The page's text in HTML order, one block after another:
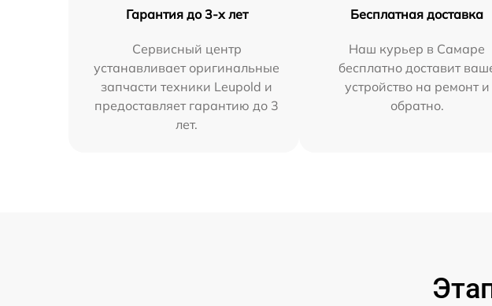
Гарантия до 3-х лет
Сервисный центр
устанавливает оригинальные
запчасти техники Leupold и
предоставляет гарантию до 3
лет.
Бесплатная доставка
Наш курьер в Самаре
бесплатно доставит
устройство на ремонт и
обратно.